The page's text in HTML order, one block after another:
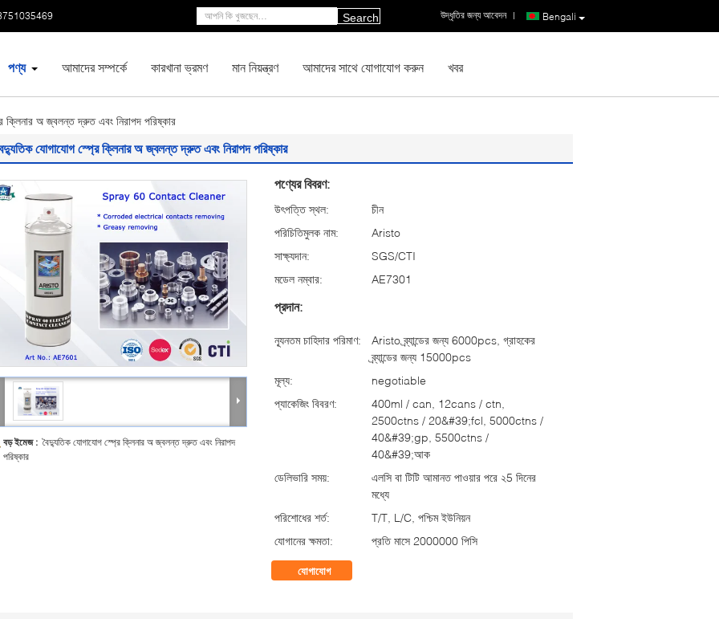
Bengali
উদ্ধৃতির জন্য আবেদন |
Search
পণ্য আমাদের সম্পর্কে কারখানা ভ্রমণ মান নিয়ন্ত্রণ আমাদের সাথে যোগাযোগ করুন খবর
ক্লিনার অ জ্বলন্ত দ্রুত এবং নিরাপদ পরিষ্কার
যোগাযোগ স্প্রে ক্লিনার অ জ্বলন্ত দ্রুত এবং নিরাপদ পরিষ্কার
বড় ইমেজ :বৈদ্যুতিক যোগাযোগ স্প্রে ক্লিনার অ জ্বলন্ত দ্রুত এবং নিরাপদ
পরিষ্কার
পণ্যের বিবরণ:
উৎপত্তি স্থল:
চীন
পরিচিতিমুলক নাম:
Aristo
সাক্ষ্যদান:
SGS/CTI
মডেল নম্বার:
AE7301
প্রদান:
ন্যূনতম চাহিদার পরিমাণ:
Aristo ব্র্যান্ডের জন্য 6000pcs, গ্রাহকের
ব্র্যান্ডের জন্য 15000pcs
মূল্য:
negotiable
প্যাকেজিং বিবরণ:
400ml / can, 12cans / ctn,
2500ctns / 20&#39;fcl, 5000ctns /
40&#39;gp, 5500ctns /
40&#39;আক
ডেলিভারি সময়:
এলসি বা টিটি আমানত পাওয়ার পরে ২5 দিনের
মধ্যে
পরিশোধের শর্ত:
T/T, L/C, পশ্চিম ইউনিয়ন
যোগানের ক্ষমতা:
প্রতি মাসে 2000000 পিসি
যোগাযোগ